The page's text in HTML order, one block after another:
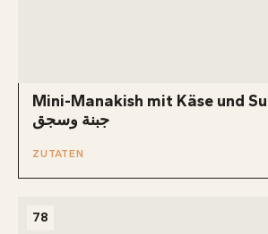
Mini-Manakish mit Käse und
جبنة وسجق
ZUTATEN
78